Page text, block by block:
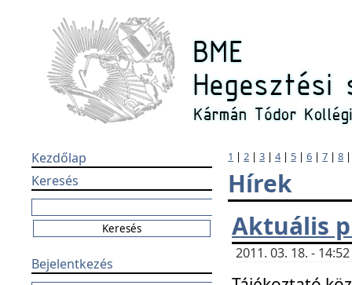
Kezdőlap
Keresés
Bejelentkezés
1 | 2 | 3 | 4| 5 | 6 | 7 | 8
Hírek
Aktuális
2011. 03. 18. -